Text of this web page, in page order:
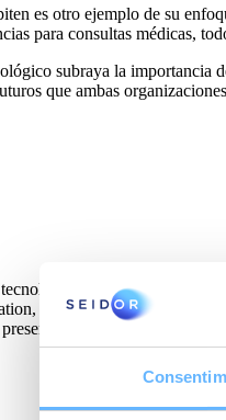
es otro ejemplo de su
para consultas médicas,
subraya la importancia
que ambas
que ofrece un
Cloud, Conectividad y
directa en 45 países